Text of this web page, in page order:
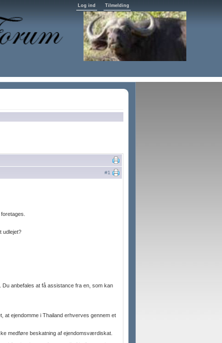
Log ind Tilmelding
#1
udlejet?
anbefales at få assistance fra en, som kan
at ejendomme i Thailand erhverves gennem et
medføre beskatning af ejendomsværdiskat.